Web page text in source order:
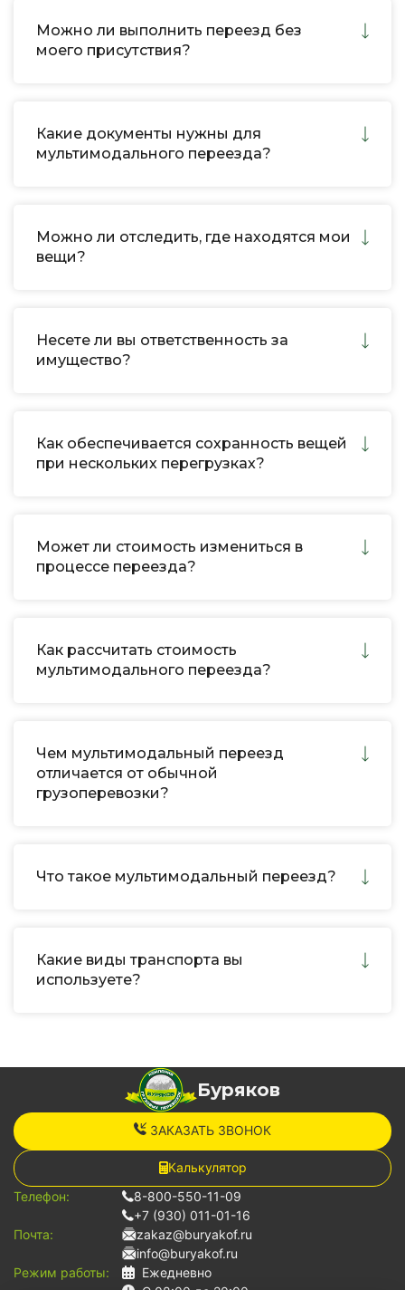
Можно ли выполнить переезд без
моего присутствия?
Какие документы нужны для
мультимодального переезда?
Можно ли отследить, где находятся мои
вещи?
Несете ли вы ответственность за
имущество?
Как обеспечивается сохранность вещей
при нескольких перегрузках?
Может ли стоимость измениться в
процессе переезда?
Как рассчитать стоимость
мультимодального переезда?
Чем мультимодальный переезд
отличается от обычной
грузоперевозки?
Что такое мультимодальный переезд?
Какие виды транспорта вы
используете?
Буряков
ЗАКАЗАТЬ ЗВОНОК
Калькулятор
Телефон:
8-800-550-11-09
+7 (930) 011-01-16
Почта:
zakaz@buryakof.ru
info@buryakof.ru
Режим работы:
Ежедневно